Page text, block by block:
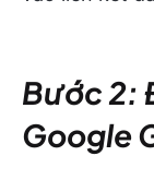
Bước 2:
Google